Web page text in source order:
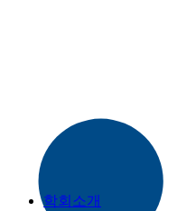
학회소개